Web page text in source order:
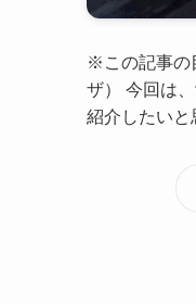
※この記事の
ザ） 今回は
紹介したいと